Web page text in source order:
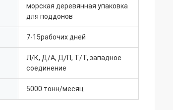
морская деревянная упаковка
для поддонов
7-15рабочих дней
Л/К, Д/А, Д/П, Т/Т, западное
соединение
5000 тонн/месяц